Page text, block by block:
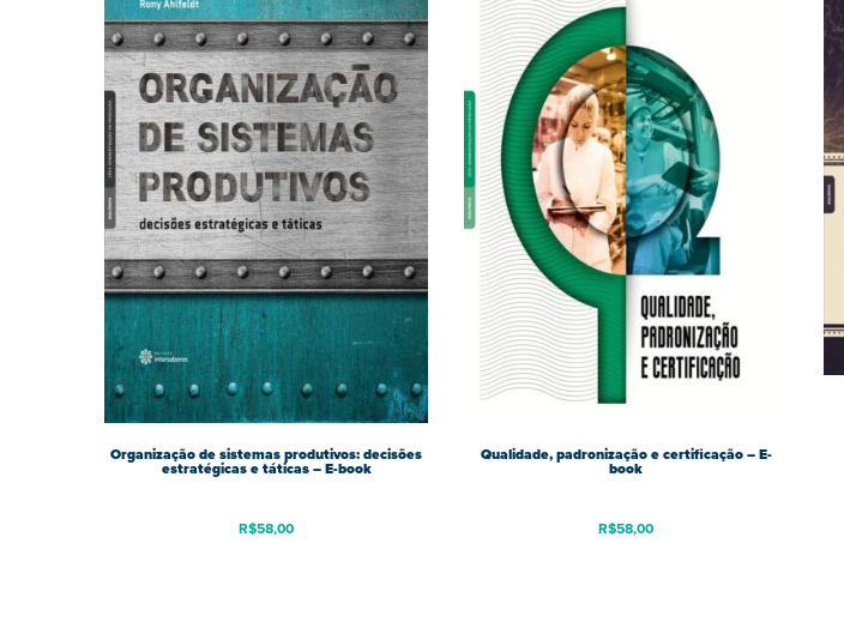
Organização de sistemas produtivos: decisões
estratégicas e táticas – E-book
R$58,00
Qualidade, padronização e certificação – E-
book
R$58,00